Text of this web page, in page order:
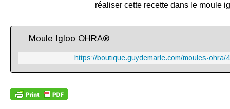
réaliser cette recette dans le moule
Moule Igloo OHRA®
https://boutique.guydemarle.com/moules-ohra/